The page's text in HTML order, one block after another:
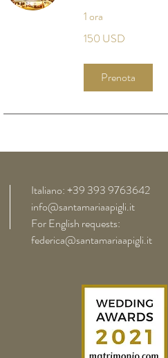
1 ora
dollari
150 USD
Prenota
Italiano: +39 393 9763642
info@santamariaapigli.it
For English requests:
federica@santamariaapigli.it